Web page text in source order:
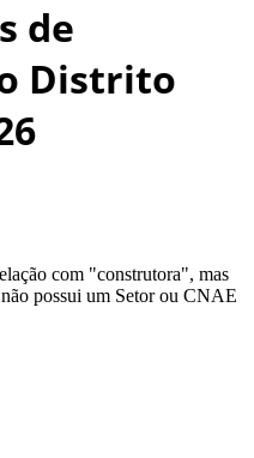
de
Distrito
com "construtora", mas
possui um Setor ou CNAE